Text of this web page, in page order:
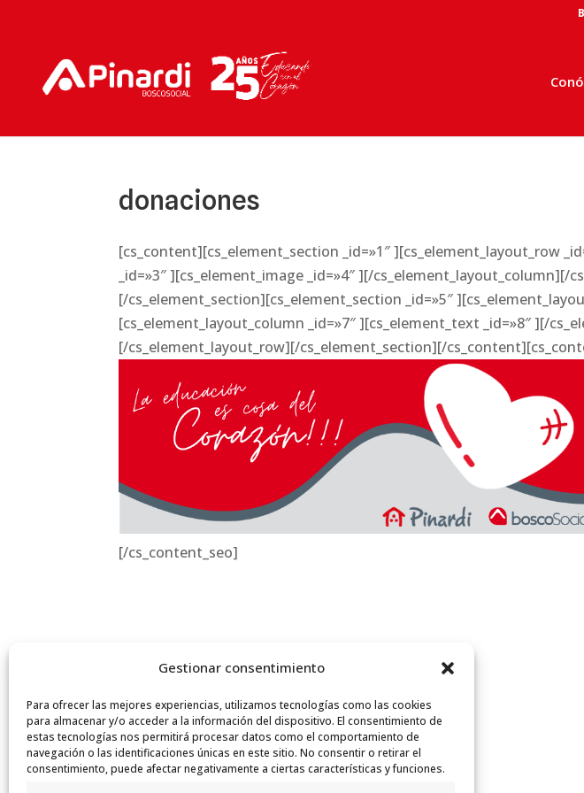
Gestionar consentimiento
Para ofrecer las mejores experiencias, utilizamos tecnologías como las cookies
para almacenar y/o acceder a la información del dispositivo. El consentimiento de
estas tecnologías nos permitirá procesar datos como el comportamiento de
navegación o las identificaciones únicas en este sitio. No consentir o retirar el
consentimiento, puede afectar negativamente a ciertas características y funciones.
donaciones
[cs_content][cs_element_section _id=»1″ ][cs_element_layout_row
_id=»3″ ][cs_element_image _id=»4″ ][/cs_element_layout_column][/
[/cs_element_section][cs_element_section _id=»5″
[cs_element_layout_column _id=»7″ ][cs_element_text _id=»8″ ][/
[/cs_element_layout_row][/cs_element_section][/
[/cs_content_seo]